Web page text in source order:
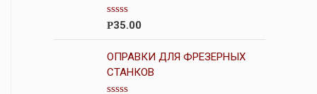
О
н
к
а
0
Р35.00
ОПРАВКИ ДЛЯ ФРЕЗЕРНЫХ
СТАНКОВ